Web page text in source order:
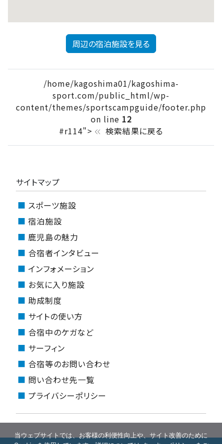
周辺の宿泊施設を見る
/home/kagoshima01/kagoshima-
sport.com/public_html/wp-
content/themes/sportscampguide/footer.php
on line 12
#r114"> keyboard_double_arrow_left 検索結果に戻る
サイトマップ
スポーツ施設
宿泊施設
鹿児島の魅力
合宿者インタビュー
インフォメーション
お気に入り施設
助成制度
サイトの使い方
合宿中のケガなど
サーフィン
合宿等のお問い合わせ
問い合わせ先一覧
プライバシーポリシー
当ウェブサイトでは、お客様の利便性向上や、サイト改善のために